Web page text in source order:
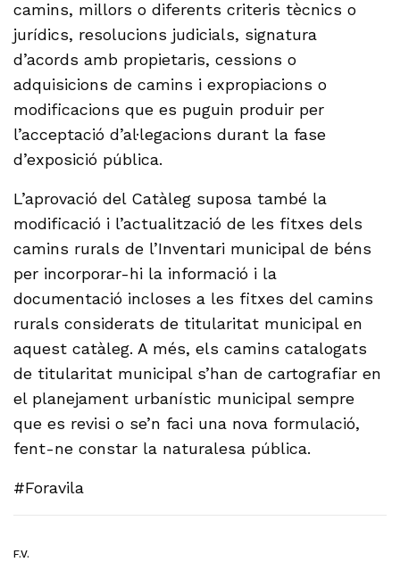
camins, millors o diferents criteris tècnics o
jurídics, resolucions judicials, signatura
d’acords amb propietaris, cessions o
adquisicions de camins i expropiacions o
modificacions que es puguin produir per
l’acceptació d’al·legacions durant la fase
d’exposició pública.
L’aprovació del Catàleg suposa també la
modificació i l’actualització de les fitxes dels
camins rurals de l’Inventari municipal de béns
per incorporar-hi la informació i la
documentació incloses a les fitxes del camins
rurals considerats de titularitat municipal en
aquest catàleg. A més, els camins catalogats
de titularitat municipal s’han de cartografiar en
el planejament urbanístic municipal sempre
que es revisi o se’n faci una nova formulació,
fent-ne constar la naturalesa pública.
#Foravila
F.V.